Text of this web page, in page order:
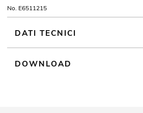
No. E6511215
DATI TECNICI
DOWNLOAD